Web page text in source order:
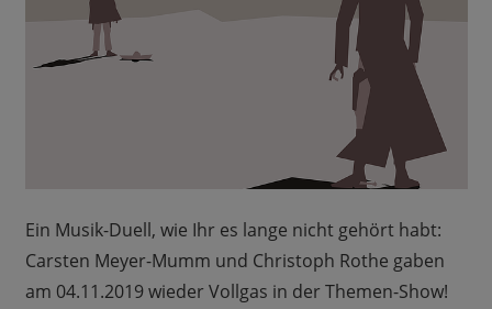
Ein Musik-Duell, wie Ihr es lange nicht gehört habt:
Carsten Meyer-Mumm und Christoph Rothe gaben
am 04.11.2019 wieder Vollgas in der Themen-Show!